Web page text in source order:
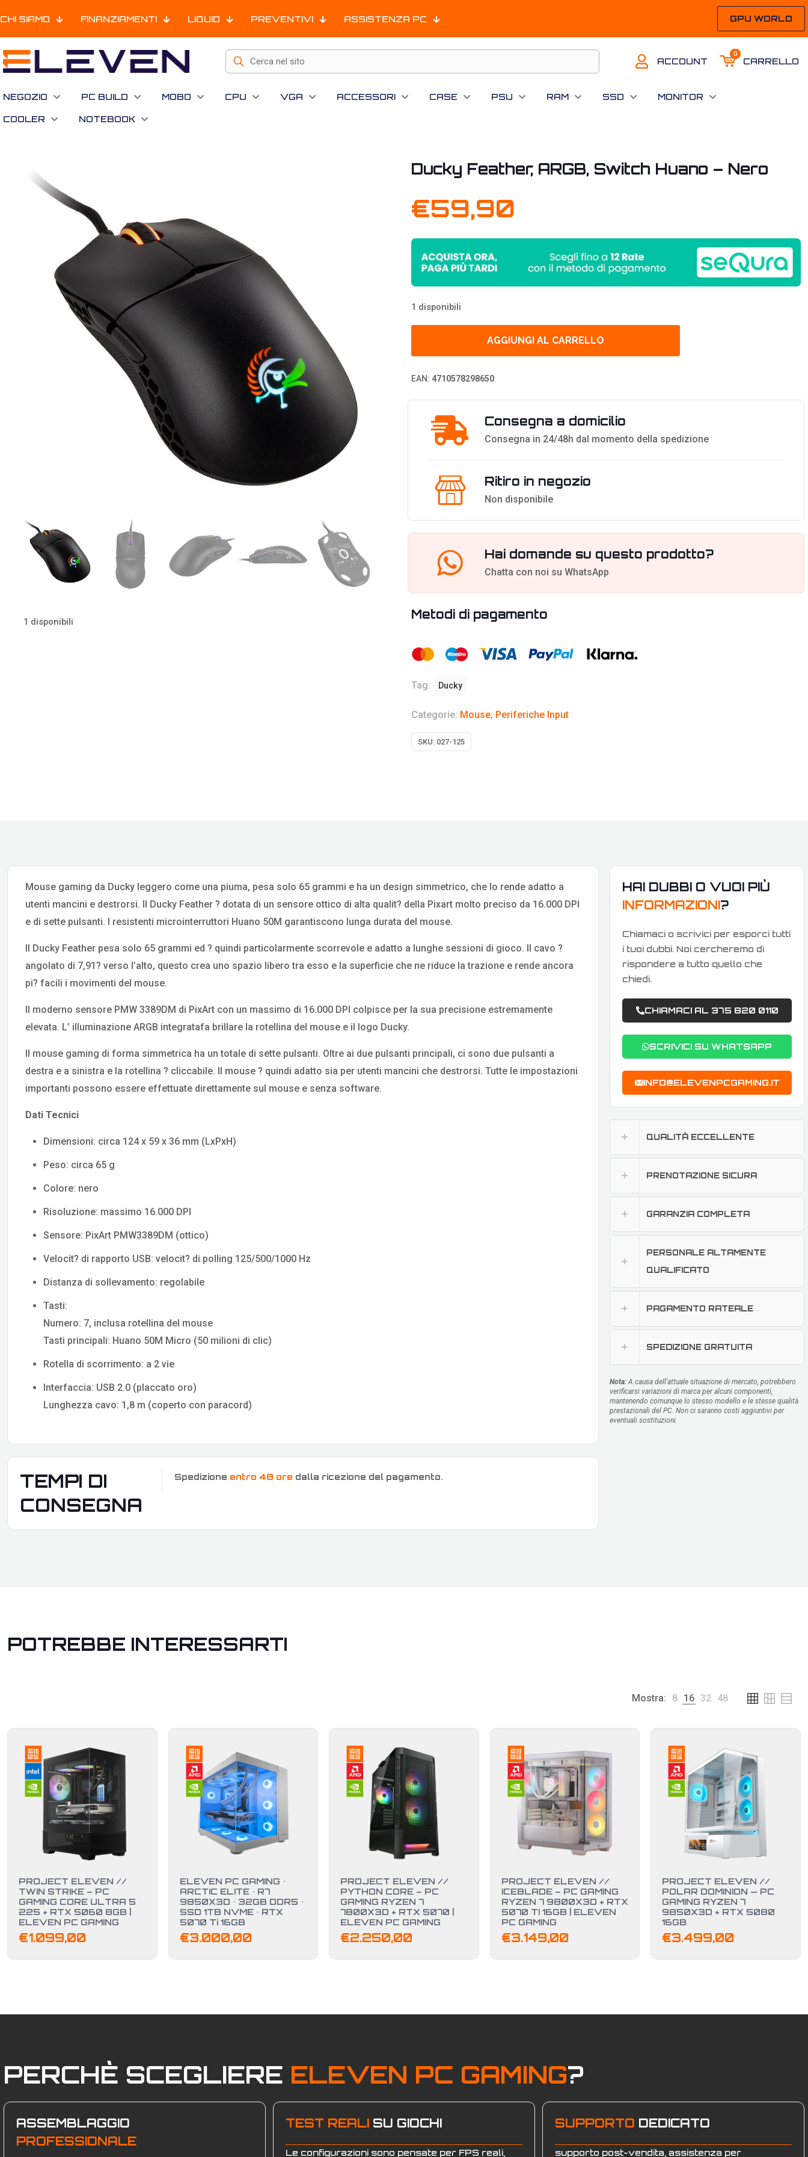
CHI SIAMO FINANZIAMENTI LIQUID PREVENTIVI ASSISTENZA PC GPU WORLD
ACCOUNT
0
CARRELLO
NEGOZIO PC BUILD MOBO CPU VGA ACCESSORI CASE PSU RAM SSD MONITOR
COOLER NOTEBOOK
1 disponibili
Ducky Feather, ARGB, Switch Huano – Nero
€59,90
1 disponibili
AGGIUNGI AL CARRELLO
EAN: 4710578298650
Consegna a domicilio
Consegna in 24/48h dal momento della spedizione
Ritiro in negozio
Non disponibile
Hai domande su questo prodotto?
Chatta con noi su WhatsApp
Metodi di pagamento
Tag: Ducky
Categorie: Mouse, Periferiche Input
SKU: 027-125
Mouse gaming da Ducky leggero come una piuma, pesa solo 65 grammi e ha un design simmetrico, che lo rende adatto a
utenti mancini e destrorsi. Il Ducky Feather ? dotata di un sensore ottico di alta qualit? della Pixart molto preciso da 16.000 DPI
e di sette pulsanti. I resistenti microinterruttori Huano 50M garantiscono lunga durata del mouse.
Il Ducky Feather pesa solo 65 grammi ed ? quindi particolarmente scorrevole e adatto a lunghe sessioni di gioco. Il cavo ?
angolato di 7,91? verso l’alto, questo crea uno spazio libero tra esso e la superficie che ne riduce la trazione e rende ancora
pi? facili i movimenti del mouse.
Il moderno sensore PMW 3389DM di PixArt con un massimo di 16.000 DPI colpisce per la sua precisione estremamente
elevata. L’ illuminazione ARGB integratafa brillare la rotellina del mouse e il logo Ducky.
Il mouse gaming di forma simmetrica ha un totale di sette pulsanti. Oltre ai due pulsanti principali, ci sono due pulsanti a
destra e a sinistra e la rotellina ? cliccabile. Il mouse ? quindi adatto sia per utenti mancini che destrorsi. Tutte le impostazioni
importanti possono essere effettuate direttamente sul mouse e senza software.
Dati Tecnici
Dimensioni: circa 124 x 59 x 36 mm (LxPxH)
Peso: circa 65 g
Colore: nero
Risoluzione: massimo 16.000 DPI
Sensore: PixArt PMW3389DM (ottico)
Velocit? di rapporto USB: velocit? di polling 125/500/1000 Hz
Distanza di sollevamento: regolabile
Tasti:
Numero: 7, inclusa rotellina del mouse
Tasti principali: Huano 50M Micro (50 milioni di clic)
Rotella di scorrimento: a 2 vie
Interfaccia: USB 2.0 (placcato oro)
Lunghezza cavo: 1,8 m (coperto con paracord)
TEMPI DI
CONSEGNA
Spedizione entro 48 ore dalla ricezione del pagamento.
HAI DUBBI O VUOI PIÙ
INFORMAZIONI?
Chiamaci o scrivici per esporci tutti
i tuoi dubbi. Noi cercheremo di
rispondere a tutto quello che
chiedi.
CHIAMACI AL 375 820 0110
SCRIVICI SU WHATSAPP
INFO@ELEVENPCGAMING.IT
QUALITÀ ECCELLENTE
PRENOTAZIONE SICURA
GARANZIA COMPLETA
PERSONALE ALTAMENTE
QUALIFICATO
PAGAMENTO RATEALE
SPEDIZIONE GRATUITA
Nota:A causa dell'attuale situazione di mercato, potrebbero
verificarsi variazioni di marca per alcuni componenti,
mantenendo comunque lo stesso modello e le stesse qualità
prestazionali del PC. Non ci saranno costi aggiuntivi per
eventuali sostituzioni.
POTREBBE INTERESSARTI
Mostra: 8 16 32 48
PROJECT ELEVEN //
TWIN STRIKE – PC
GAMING CORE ULTRA 5
225 + RTX 5060 8GB |
ELEVEN PC GAMING
€1.099,00
ELEVEN PC GAMING •
ARCTIC ELITE • R7
9850X3D • 32GB DDR5 •
SSD 1TB NVME • RTX
5070 Ti 16GB
€3.000,00
PROJECT ELEVEN //
PYTHON CORE – PC
GAMING RYZEN 7
7800X3D + RTX 5070 |
ELEVEN PC GAMING
€2.250,00
PROJECT ELEVEN //
ICEBLADE – PC GAMING
RYZEN 7 9800X3D + RTX
5070 TI 16GB | ELEVEN
PC GAMING
€3.149,00
PROJECT ELEVEN //
POLAR DOMINION — PC
GAMING RYZEN 7
9850X3D + RTX 5080
16GB
€3.499,00
PERCHÈ SCEGLIERE ELEVEN PC GAMING?
ASSEMBLAGGIO
PROFESSIONALE
TEST REALISU GIOCHI
Le configurazioni sono pensate per FPS reali,
SUPPORTO DEDICATO
supporto post-vendita, assistenza per